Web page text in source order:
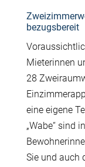
bezugsbereit
Mieterinnen
28
eine eigene
„Wabe“ sind
Sie und auch